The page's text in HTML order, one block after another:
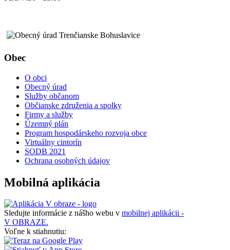
Obec
O obci
Obecný úrad
Služby občanom
Občianske združenia a spolky
Firmy a služby
Územný plán
Program hospodárskeho rozvoja obce
Virtuálny cintorín
SODB 2021
Ochrana osobných údajov
Mobilná aplikácia
Sledujte informácie z nášho webu v mobilnej aplikácii -
V OBRAZE.
Voľne k stiahnutiu: